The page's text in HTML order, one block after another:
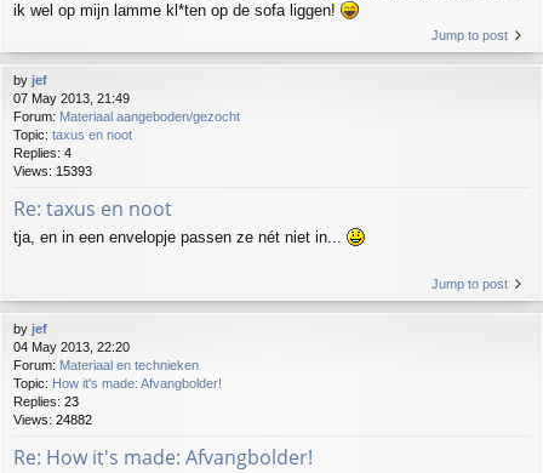
ik wel op mijn lamme kl*ten op de sofa liggen!
Jump to post
by jef
07 May 2013, 21:49
Forum: Materiaal aangeboden/gezocht
Topic: taxus en noot
Replies: 4
Views: 15393
Re: taxus en noot
tja, en in een envelopje passen ze nét niet in...
Jump to post
by jef
04 May 2013, 22:20
Forum: Materiaal en technieken
Topic: How it's made: Afvangbolder!
Replies: 23
Views: 24882
Re: How it's made: Afvangbolder!